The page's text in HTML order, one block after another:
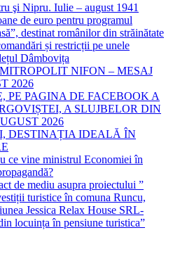
şi Nipru. Iulie – august 1941
de euro pentru programul
destinat românilor din străinătate
și restricții pe unele
Dâmbovița
NIFON – MESAJ
2026
PE PAGINA DE FACEBOOK A
A SLUJBELOR DIN
2026
DESTINAȚIA IDEALĂ ÎN
vine ministrul Economiei în
de mediu asupra proiectului ”
turistice în comuna Runcu,
Jessica Relax House SRL-
locuința în pensiune turistica”